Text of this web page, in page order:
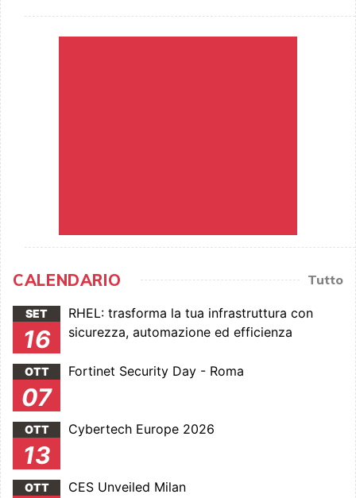
CALENDARIO Tutto
SET
16
RHEL: trasforma la tua infrastruttura con
sicurezza, automazione ed efficienza
OTT
07
Fortinet Security Day - Roma
OTT
13
Cybertech Europe 2026
OTT CES Unveiled Milan